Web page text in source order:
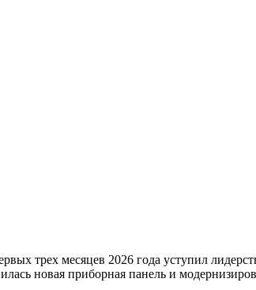
трех месяцев 2026 года уступил
новая приборная панель и